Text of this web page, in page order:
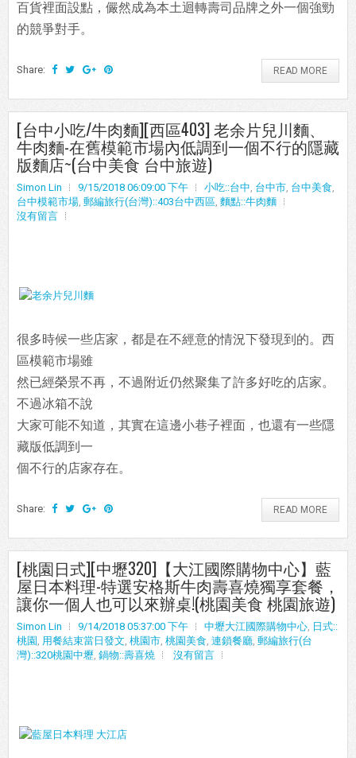
百貨裡面設點，儼然成為本土迴轉壽司品牌之外一個強勁
的競爭對手。
Share: READ MORE
[台中小吃/牛肉麵][西區403] 老余片兒川麵、
牛肉麵-在舊模範市場內低調到一個不行的隱藏
版麵店~(台中美食 台中旅遊)
Simon Lin 9/15/2018 06:09:00 下午 小吃::台中, 台中市, 台中美食,
台中模範市場, 郵編旅行(台灣)::403台中西區, 麵點::牛肉麵
沒有留言
很多時候一些店家，都是在不經意的情況下發現到的。西
區模範市場雖
然已經榮景不再，不過附近仍然聚集了許多好吃的店家。
不過冰箱不說
大家可能不知道，其實在這邊小巷子裡面，也還有一些隱
藏版低調到一
個不行的店家存在。
Share: READ MORE
[桃園日式][中壢320]【大江國際購物中心】藍
屋日本料理-特選安格斯牛肉壽喜燒獨享套餐，
讓你一個人也可以來辦桌!(桃園美食 桃園旅遊)
Simon Lin 9/14/2018 05:37:00 下午 中壢大江國際購物中心, 日式::
桃園 , 用餐結束當日發文, 桃園市, 桃園美食, 連鎖餐廳, 郵編旅行(台
灣)::320桃園中壢, 鍋物::壽喜燒 沒有留言